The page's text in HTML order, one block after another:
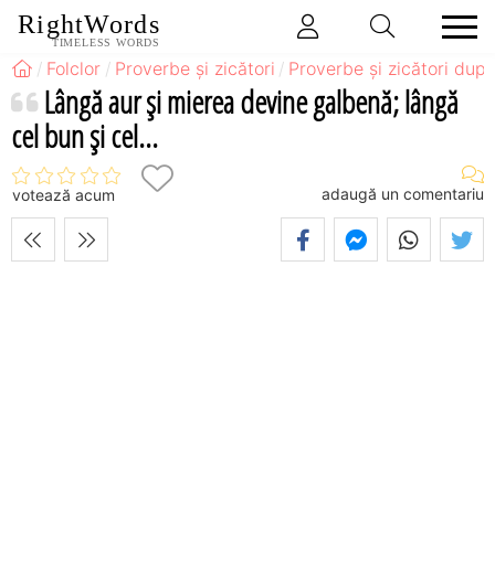
RightWords
TIMELESS WORDS
Folclor Proverbe și zicători Proverbe și zicători
Lângă aur şi mierea devine galbenă; lângă
cel bun şi cel...
votează acum adaugă un comentariu